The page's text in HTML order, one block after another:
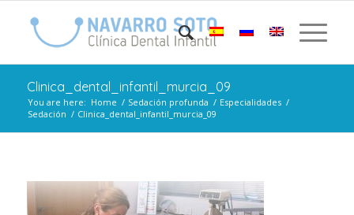
Clinica_dental_infantil_murcia_09
You are here: Home / Sedación profunda / Especialidades /
Sedación / Clinica_dental_infantil_murcia_09